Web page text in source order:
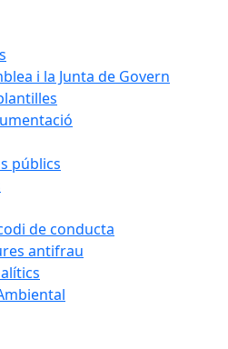
i la Junta de Govern
públics
de conducta
antifrau